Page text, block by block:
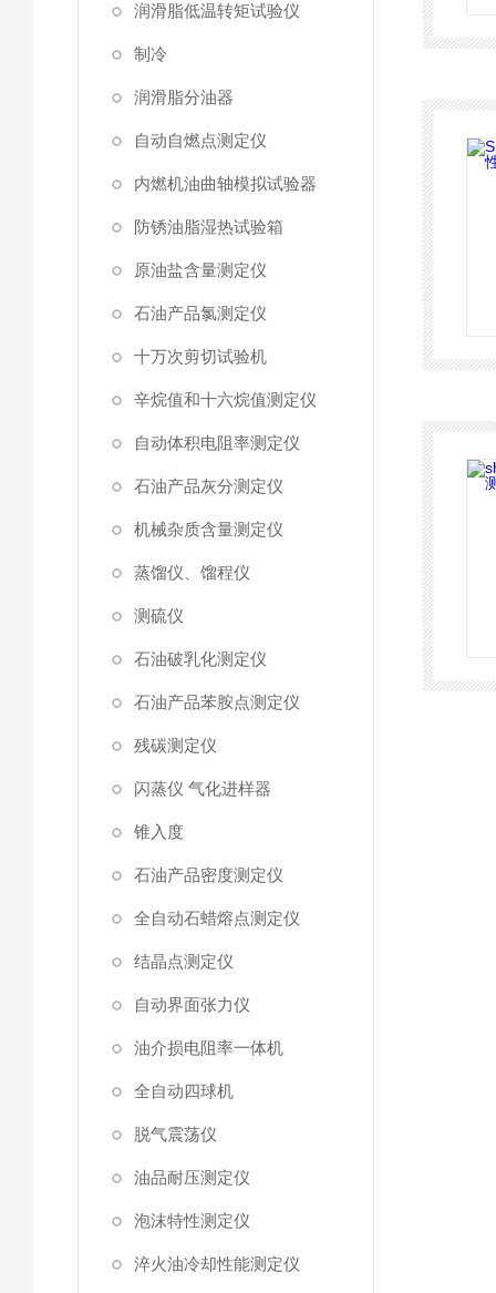
润滑脂低温转矩试验仪
制冷
润滑脂分油器
自动自燃点测定仪
内燃机油曲轴模拟试验器
防锈油脂湿热试验箱
原油盐含量测定仪
石油产品氯测定仪
十万次剪切试验机
辛烷值和十六烷值测定仪
自动体积电阻率测定仪
石油产品灰分测定仪
机械杂质含量测定仪
蒸馏仪、馏程仪
测硫仪
石油破乳化测定仪
石油产品苯胺点测定仪
残碳测定仪
闪蒸仪 气化进样器
锥入度
石油产品密度测定仪
全自动石蜡熔点测定仪
结晶点测定仪
自动界面张力仪
油介损电阻率一体机
全自动四球机
脱气震荡仪
油品耐压测定仪
泡沫特性测定仪
淬火油冷却性能测定仪